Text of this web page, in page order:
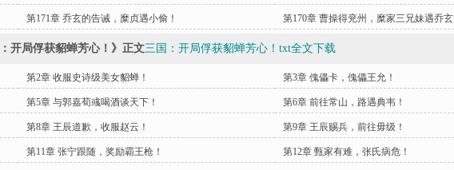
第171章 乔玄的告诫，糜贞遇小偷！ 第170章 曹操得兖州，糜家三兄妹遇乔玄
：开局俘获貂蝉芳心！》正文三国：开局俘获貂蝉芳心！txt全文下载
第2章 收服史诗级美女貂蝉！ 第3章 傀儡卡，傀儡王允！
第5章 与郭嘉荀彧喝酒谈天下！ 第6章 前往常山，路遇典韦！
第8章 王辰道歉，收服赵云！ 第9章 王辰赐兵，前往毋级！
第11章 张宁跟随，奖励霸王枪！ 第12章 甄家有难，张氏病危！